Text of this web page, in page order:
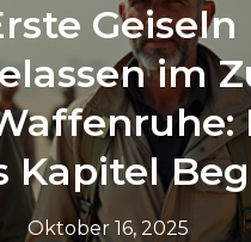
Geiseln
im
Kapitel
Oktober 16, 2025